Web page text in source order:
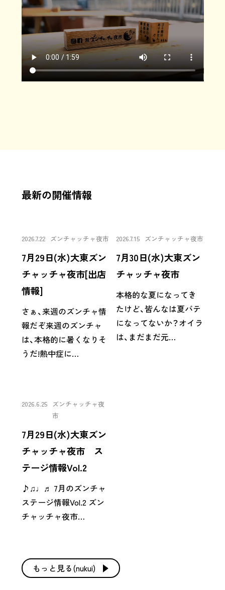
最新の開催情報
2026.7.22 ズンチャッチャ夜市
7月29日(水)大東ズン
チャッチャ夜市[出店
情報]
さぁ、来週のズンチャ情
報だぞ来週のズンチャ
は、本格的に暑くなりそ
うだ!熱中症に…
2026.7.15 ズンチャッチャ夜市
7月30日(水)大東ズン
チャッチャ夜市
本格的な夏になってき
たけど、皆んなは夏バテ
になってないか？オイラ
は、まだまだ元…
2026.6.25
ズンチャッチャ夜
市
7月29日(水)大東ズン
チャッチャ夜市 ス
テージ情報Vol.2
♪♫♩♬ 7月のズンチャ
ステージ情報Vol.2 ズン
チャッチャ夜市…
もっと見る(nukui)